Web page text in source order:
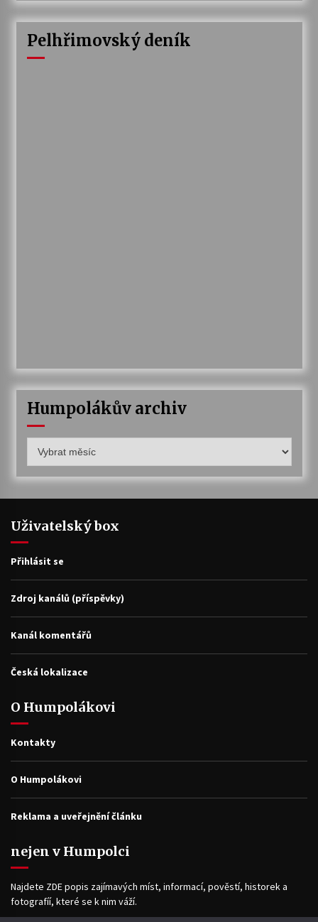
Pelhřimovský deník
Humpolákův archiv
archiv
Uživatelský box
Přihlásit se
Zdroj kanálů (příspěvky)
Kanál komentářů
Česká lokalizace
O Humpolákovi
Kontakty
O Humpolákovi
Reklama a uveřejnění článku
nejen v Humpolci
Najdete ZDE popis zajímavých míst, informací, pověstí, historek a
fotografíí, které se k nim váží.